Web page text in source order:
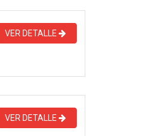
VER DETALLE
VER DETALLE